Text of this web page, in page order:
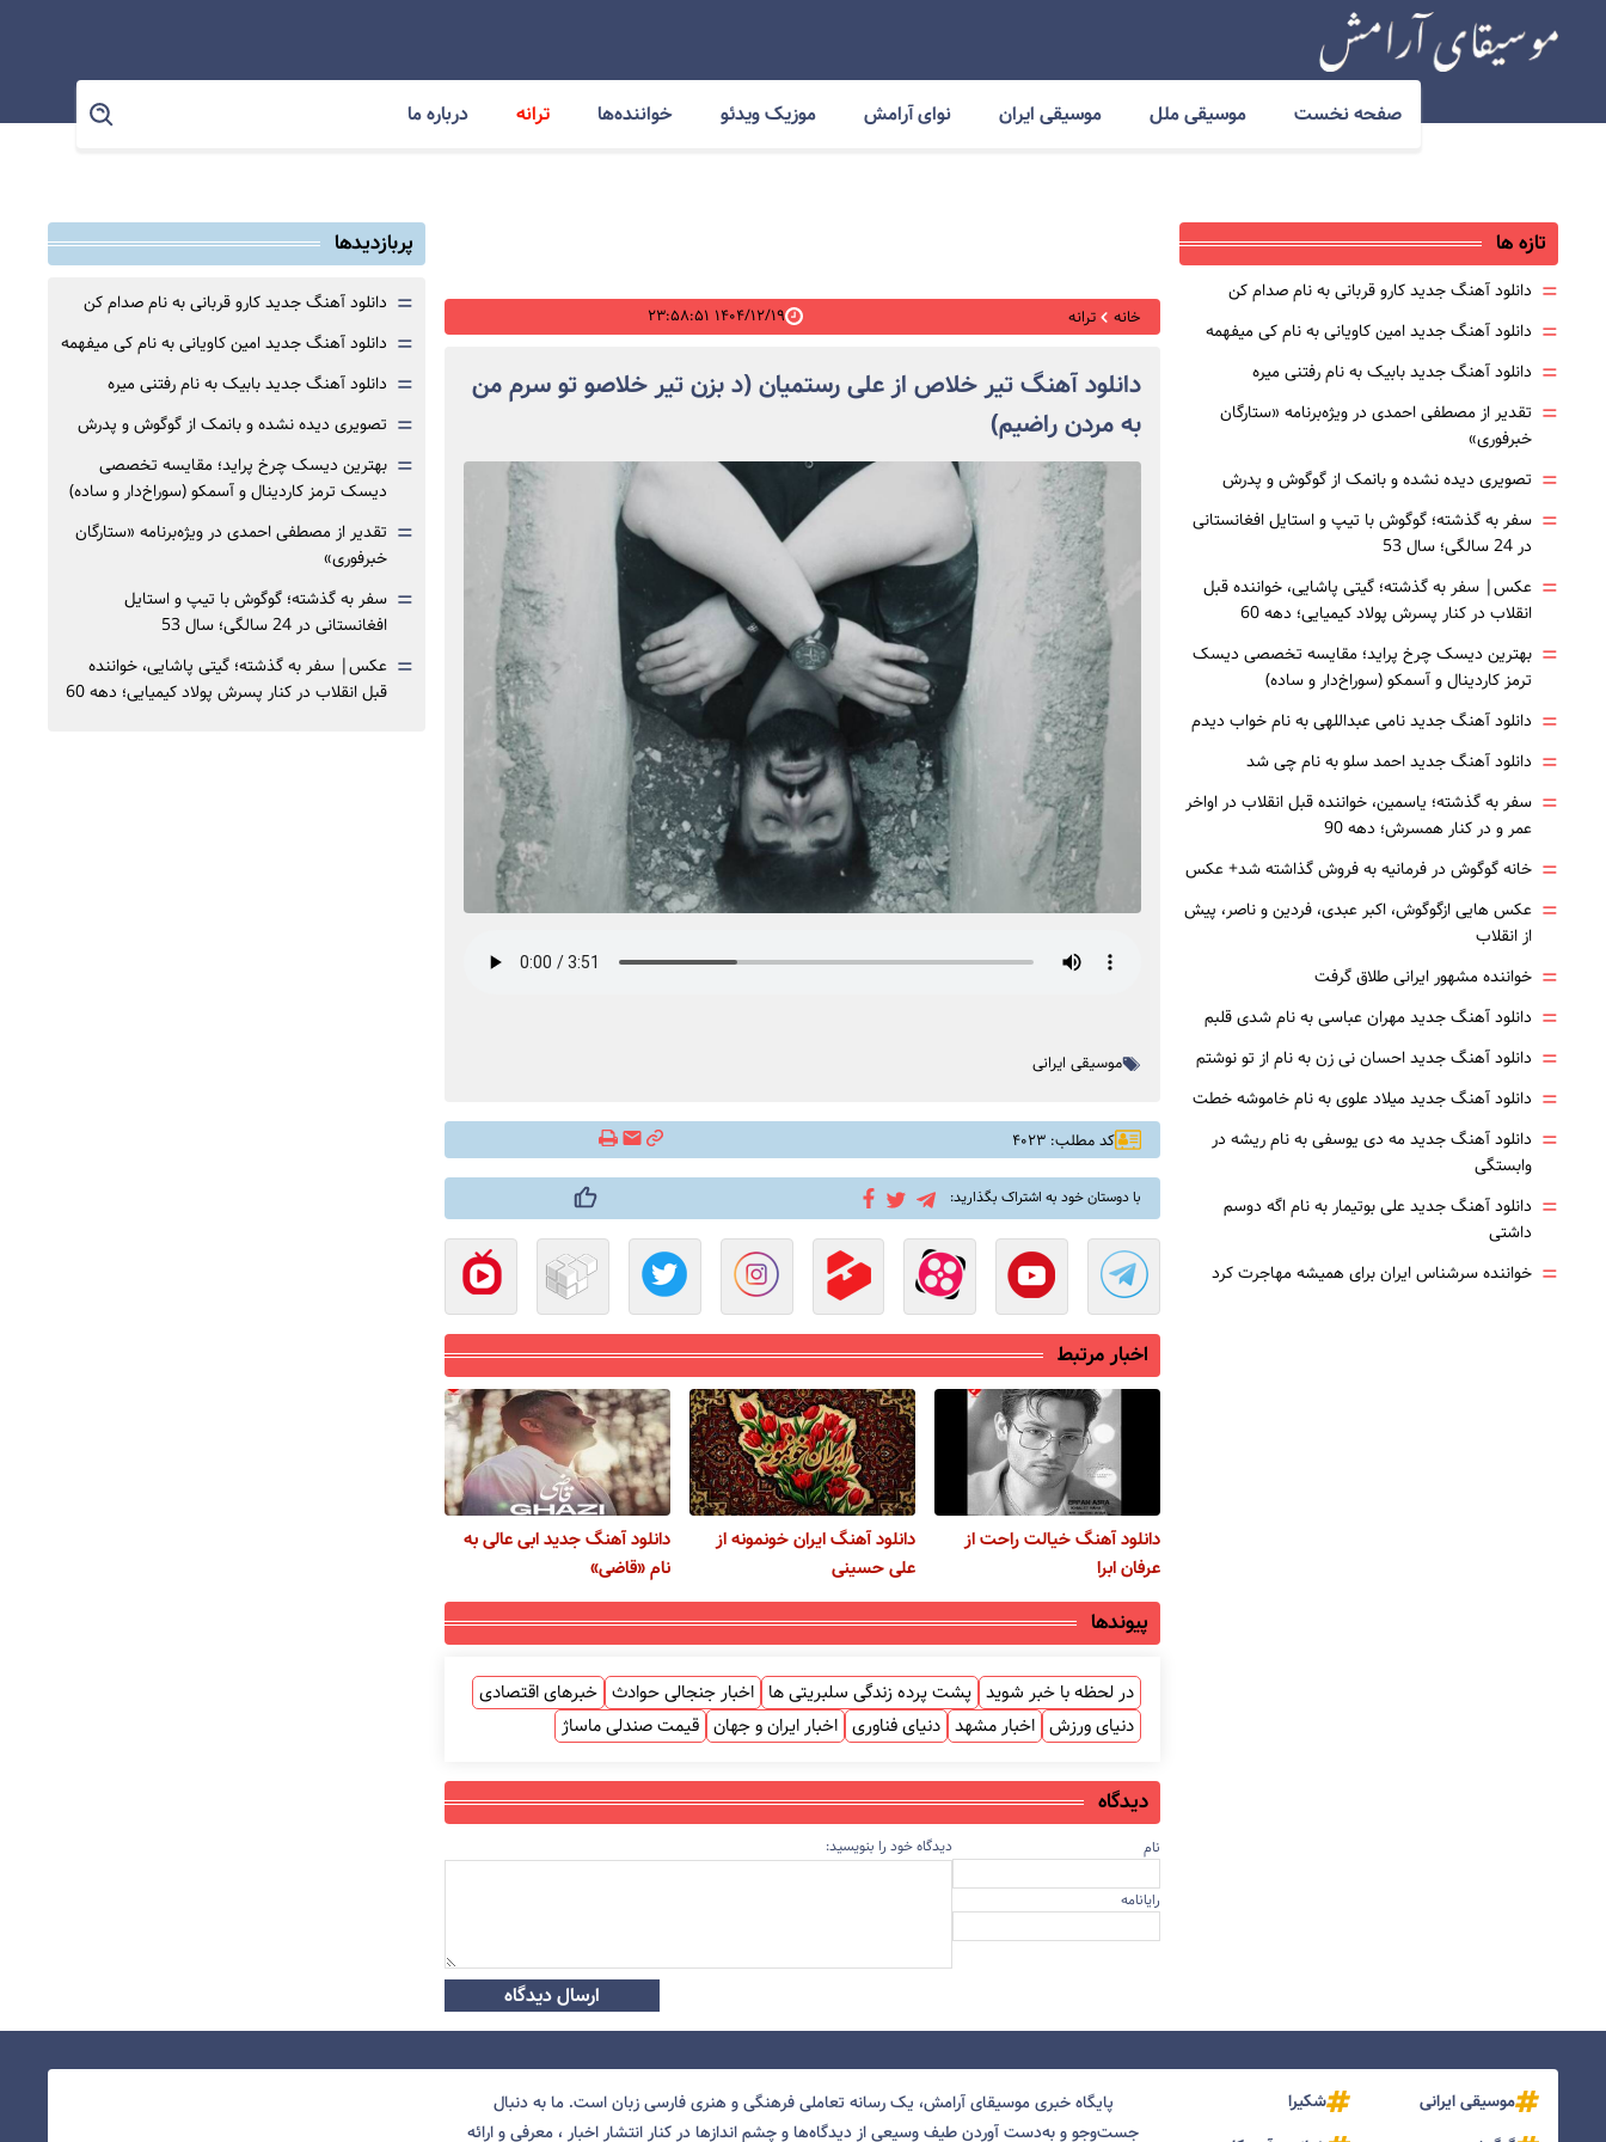
صفحه نخست موسیقی ملل موسیقی ایران نوای آرامش موزیک ویدئو خواننده‌ها ترانه درباره ما
خانه ترانه ۱۴۰۴/۱۲/۱۹ ۲۳:۵۸:۵۱
دانلود آهنگ تیر خلاص از علی رستمیان (د بزن تیر خلاصو تو سرم من
به مردن راضیم)
موسیقی ایرانی
کد مطلب: ۴۰۲۳
با دوستان خود به اشتراک بگذارید:
اخبار مرتبط
دانلود آهنگ خیالت راحت از
عرفان ابرا
دانلود آهنگ ایران خونمونه از
علی حسینی
دانلود آهنگ جدید ابی عالی به
نام «قاضی»
پیوندها
در لحظه با خبر شوید پشت پرده زندگی سلبریتی ها اخبار جنجالی حوادث خبرهای اقتصادی
دنیای ورزش اخبار مشهد دنیای فناوری اخبار ایران و جهان قیمت صندلی ماساژ
دیدگاه
نام
رایانامه
دیدگاه خود را بنویسید:
ارسال دیدگاه
تازه ها
= دانلود آهنگ جدید کارو قربانی به نام صدام کن
= دانلود آهنگ جدید امین کاویانی به نام کی میفهمه
= دانلود آهنگ جدید بابیک به نام رفتنی میره
= تقدیر از مصطفی احمدی در ویژه‌برنامه «ستارگان
خبرفوری»
= تصویری دیده نشده و بانمک از گوگوش و پدرش
= سفر به گذشته؛ گوگوش با تیپ و استایل افغانستانی
در 24 سالگی؛ سال 53
= عکس| سفر به گذشته؛ گیتی پاشایی، خواننده قبل
انقلاب در کنار پسرش پولاد کیمیایی؛ دهه 60
= بهترین دیسک چرخ پراید؛ مقایسه تخصصی دیسک
ترمز کاردینال و آسمکو (سوراخ‌دار و ساده)
= دانلود آهنگ جدید نامی عبداللهی به نام خواب دیدم
= دانلود آهنگ جدید احمد سلو به نام چی شد
= سفر به گذشته؛ یاسمین، خواننده قبل انقلاب در اواخر
عمر و در کنار همسرش؛ دهه 90
= خانه گوگوش در فرمانیه به فروش گذاشته شد+ عکس
= عکس هایی ازگوگوش، اکبر عبدی، فردین و ناصر، پیش
از انقلاب
= خواننده مشهور ایرانی طلاق گرفت
= دانلود آهنگ جدید مهران عباسی به نام شدی قلبم
= دانلود آهنگ جدید احسان نی زن به نام از تو نوشتم
= دانلود آهنگ جدید میلاد علوی به نام خاموشه خطت
= دانلود آهنگ جدید مه دی یوسفی به نام ریشه در
وابستگی
= دانلود آهنگ جدید علی بوتیمار به نام اگه دوسم
داشتی
= خواننده سرشناس ایران برای همیشه مهاجرت کرد
پربازدیدها
= دانلود آهنگ جدید کارو قربانی به نام صدام کن
= دانلود آهنگ جدید امین کاویانی به نام کی میفهمه
= دانلود آهنگ جدید بابیک به نام رفتنی میره
= تصویری دیده نشده و بانمک از گوگوش و پدرش
= بهترین دیسک چرخ پراید؛ مقایسه تخصصی
دیسک ترمز کاردینال و آسمکو (سوراخ‌دار و ساده)
= تقدیر از مصطفی احمدی در ویژه‌برنامه «ستارگان
خبرفوری»
= سفر به گذشته؛ گوگوش با تیپ و استایل
افغانستانی در 24 سالگی؛ سال 53
= عکس| سفر به گذشته؛ گیتی پاشایی، خواننده
قبل انقلاب در کنار پسرش پولاد کیمیایی؛ دهه 60
موسیقی ایرانی
شکیرا
پایگاه خبری موسیقای آرامش، یک رسانه تعاملی فرهنگی و هنری فارسی زبان است. ما به دنبال
جست‌و‌جو و به‌دست آوردن طیف وسیعی از دیدگاه‌ها و چشم انداز‌ها در کنار انتشار اخبار ، معرفی و ارائه